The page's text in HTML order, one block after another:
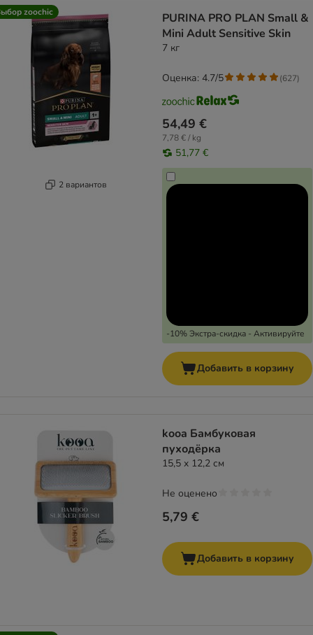
zoochic
2 вариантов
PURINA PRO PLAN Small &
Mini Adult Sensitive Skin
7 кг
54,49 €
7,78 € / kg
51,77 €
-10% Экстра-скидка - Активируйте
Оценка: 4.7/5 (627)
Добавить в корзину
kooa Бамбуковая
пуходёрка
15,5 x 12,2 см
5,79 €
Не оценено
Добавить в корзину